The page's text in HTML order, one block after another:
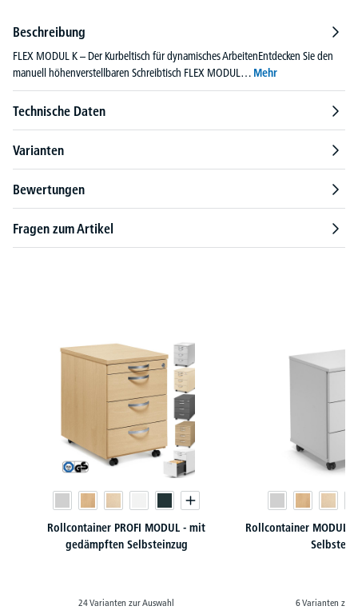
Beschreibung
FLEX MODUL K – Der Kurbeltisch für dynamisches ArbeitenEntdecken Sie den
manuell höhenverstellbaren Schreibtisch FLEX MODUL… Mehr
Technische Daten
Varianten
Bewertungen
Fragen zum Artikel
Rollcontainer PROFI MODUL - mit
gedämpften Selbsteinzug
24 Varianten zur Auswahl
Rollcontainer MODUL
6 Varianten zur